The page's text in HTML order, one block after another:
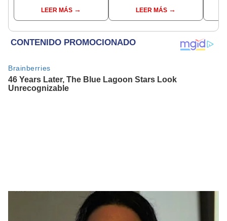
serenazgo recuperó el
dinero
LEER MÁS
Indecopi multó a la
empresa con más de S/
LEER MÁS